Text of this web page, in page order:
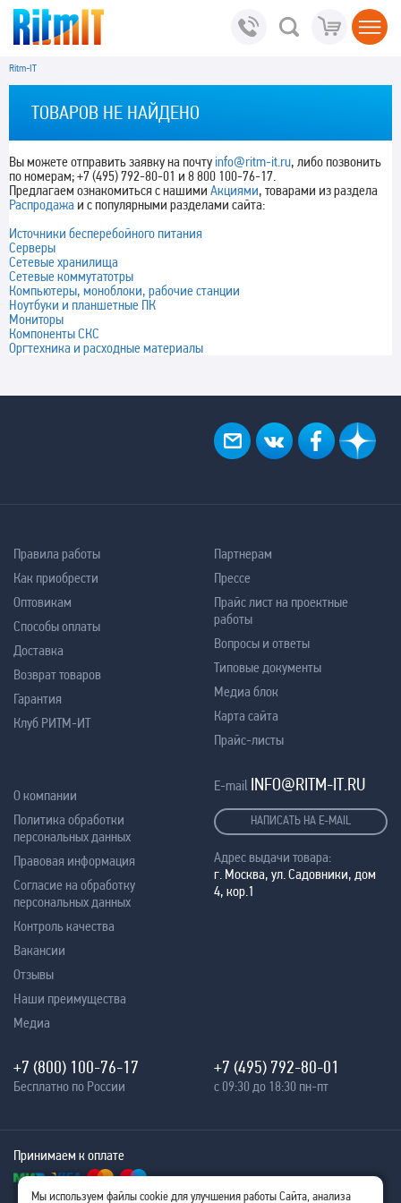
Ritm-IT
ТОВАРОВ НЕ НАЙДЕНО
Вы можете отправить заявку на почту info@ritm-it.ru, либо позвонить
по номерам; +7 (495) 792-80-01 и 8 800 100-76-17.
Предлагаем ознакомиться с нашими Акциями, товарами из раздела
Распродажа и с популярными разделами сайта:
Источники бесперебойного питания
Серверы
Сетевые хранилища
Сетевые коммутатотры
Компьютеры, моноблоки, рабочие станции
Ноутбуки и планшетные ПК
Мониторы
Компоненты СКС
Оргтехника и расходные материалы
Правила работы
Как приобрести
Оптовикам
Способы оплаты
Доставка
Возврат товаров
Гарантия
Клуб РИТМ-ИТ
Партнерам
Прессе
Прайс лист на проектные
работы
Вопросы и ответы
Типовые документы
Медиа блок
Карта сайта
Прайс-листы
О компании
Политика обработки
персональных данных
Правовая информация
Согласие на обработку
персональных данных
Контроль качества
Вакансии
Отзывы
Наши преимущества
Медиа
E-mail INFO@RITM-IT.RU
НАПИСАТЬ НА E-MAIL
Адрес выдачи товара:
г. Москва, ул. Садовники, дом
4, кор.1
+7 (800) 100-76-17
Бесплатно по России
+7 (495) 792-80-01
с 09:30 до 18:30 пн-пт
Принимаем к оплате
Мы используем файлы cookie для улучшения работы Сайта, анализа